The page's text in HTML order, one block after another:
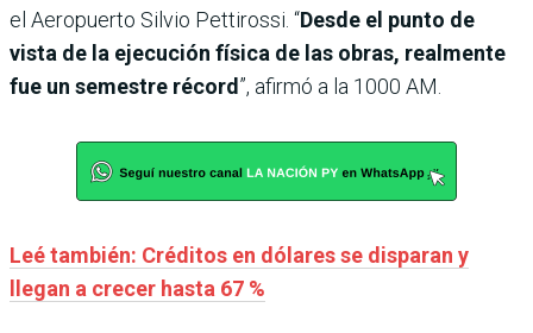
el Aeropuerto Silvio Pettirossi. “Desde el punto de
vista de la ejecución física de las obras, realmente
fue un semestre récord”, afirmó a la 1000 AM.
Leé también: Créditos en dólares se disparan y
llegan a crecer hasta 67 %